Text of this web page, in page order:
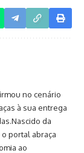
no cenário
à sua entrega
da
portal abraça
ao